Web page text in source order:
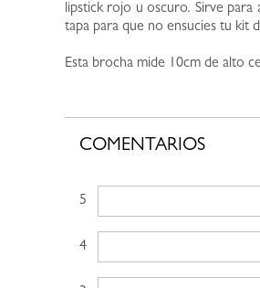
lipstick rojo u oscuro. Sirve para
tapa para que no ensucies tu kit
Esta brocha mide 10cm de alto
COMENTARIOS
5 estrellas
4 estrellas